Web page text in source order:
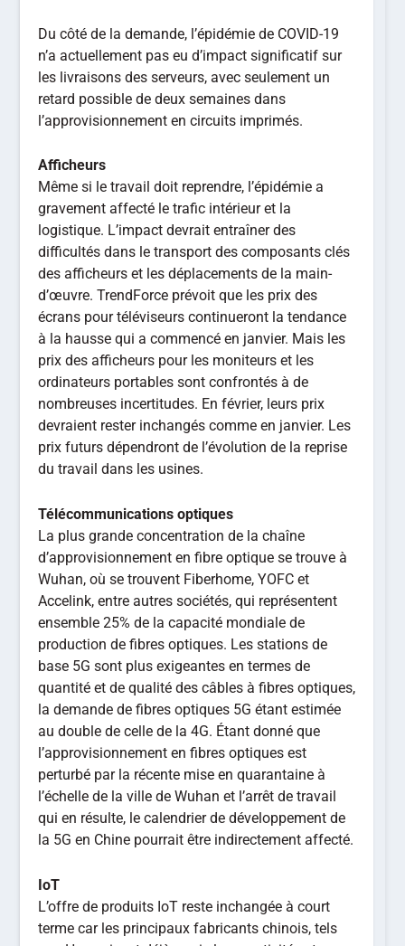
Du côté de la demande, l’épidémie de COVID-19
n’a actuellement pas eu d’impact significatif sur
les livraisons des serveurs, avec seulement un
retard possible de deux semaines dans
l’approvisionnement en circuits imprimés.
Afficheurs
Même si le travail doit reprendre, l’épidémie a
gravement affecté le trafic intérieur et la
logistique. L’impact devrait entraîner des
difficultés dans le transport des composants clés
des afficheurs et les déplacements de la main-
d’œuvre. TrendForce prévoit que les prix des
écrans pour téléviseurs continueront la tendance
à la hausse qui a commencé en janvier. Mais les
prix des afficheurs pour les moniteurs et les
ordinateurs portables sont confrontés à de
nombreuses incertitudes. En février, leurs prix
devraient rester inchangés comme en janvier. Les
prix futurs dépendront de l’évolution de la reprise
du travail dans les usines.
Télécommunications optiques
La plus grande concentration de la chaîne
d’approvisionnement en fibre optique se trouve à
Wuhan, où se trouvent Fiberhome, YOFC et
Accelink, entre autres sociétés, qui représentent
ensemble 25% de la capacité mondiale de
production de fibres optiques. Les stations de
base 5G sont plus exigeantes en termes de
quantité et de qualité des câbles à fibres optiques,
la demande de fibres optiques 5G étant estimée
au double de celle de la 4G. Étant donné que
l’approvisionnement en fibres optiques est
perturbé par la récente mise en quarantaine à
l’échelle de la ville de Wuhan et l’arrêt de travail
qui en résulte, le calendrier de développement de
la 5G en Chine pourrait être indirectement affecté.
IoT
L’offre de produits IoT reste inchangée à court
terme car les principaux fabricants chinois, tels